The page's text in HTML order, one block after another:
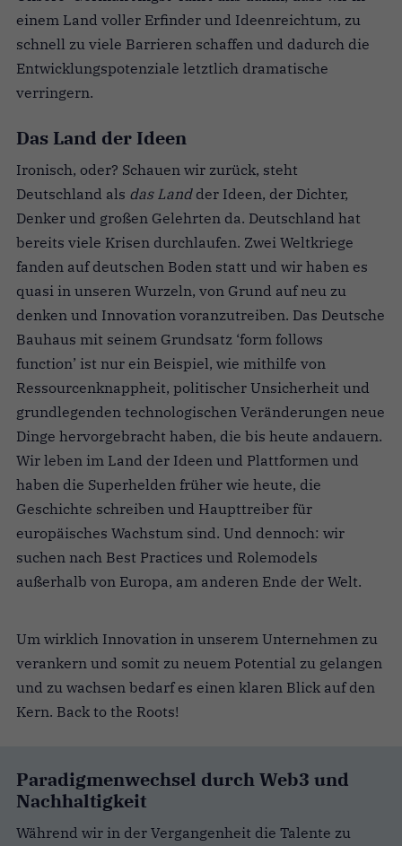
einem Land voller Erfinder und Ideenreichtum, zu
schnell zu viele Barrieren schaffen und dadurch die
Entwicklungspotenziale letztlich dramatische
verringern.
Das Land der Ideen
Ironisch, oder? Schauen wir zurück, steht
Deutschland als das Landder Ideen, der Dichter,
Denker und großen Gelehrten da. Deutschland hat
bereits viele Krisen durchlaufen. Zwei Weltkriege
fanden auf deutschen Boden statt und wir haben es
quasi in unseren Wurzeln, von Grund auf neu zu
denken und Innovation voranzutreiben. Das Deutsche
Bauhaus mit seinem Grundsatz ‘form follows
function’ ist nur ein Beispiel, wie mithilfe von
Ressourcenknappheit, politischer Unsicherheit und
grundlegenden technologischen Veränderungen neue
Dinge hervorgebracht haben, die bis heute andauern.
Wir leben im Land der Ideen und Plattformen und
haben die Superhelden früher wie heute, die
Geschichte schreiben und Haupttreiber für
europäisches Wachstum sind. Und dennoch: wir
suchen nach Best Practices und Rolemodels
außerhalb von Europa, am anderen Ende der Welt.
Um wirklich Innovation in unserem Unternehmen zu
verankern und somit zu neuem Potential zu gelangen
und zu wachsen bedarf es einen klaren Blick auf den
Kern. Back to the Roots!
Paradigmenwechsel durch Web3 und
Nachhaltigkeit
Während wir in der Vergangenheit die Talente zu